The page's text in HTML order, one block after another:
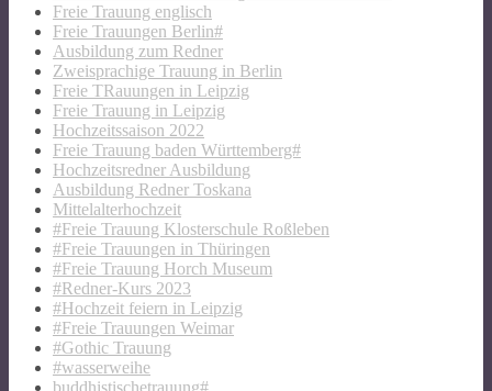
Freie Trauung englisch
Freie Trauungen Berlin#
Ausbildung zum Redner
Zweisprachige Trauung in Berlin
Freie TRauungen in Leipzig
Freie Trauung in Leipzig
Hochzeitssaison 2022
Freie Trauung baden Württemberg#
Hochzeitsredner Ausbildung
Ausbildung Redner Toskana
Mittelalterhochzeit
#Freie Trauung Klosterschule Roßleben
#Freie Trauungen in Thüringen
#Freie Trauung Horch Museum
#Redner-Kurs 2023
#Hochzeit feiern in Leipzig
#Freie Trauungen Weimar
#Gothic Trauung
#wasserweihe
buddhistischetrauung#